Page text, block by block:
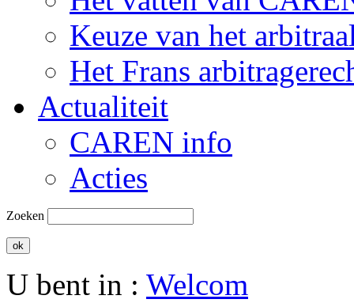
Keuze van het
Het Frans
Actualiteit
CAREN info
Acties
Zoeken
U bent in : Welcom